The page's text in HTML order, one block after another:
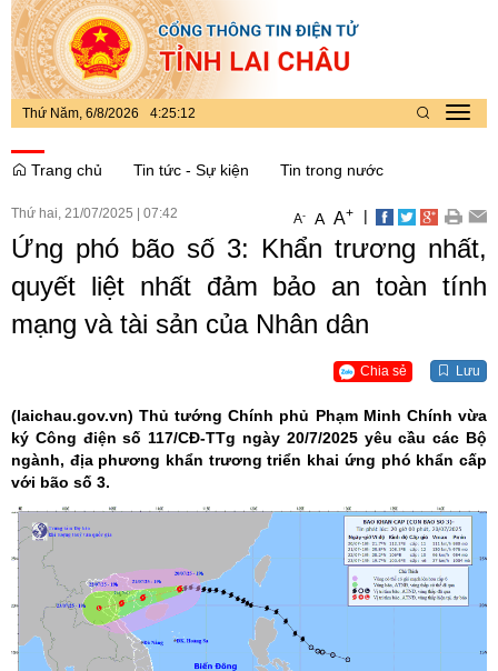
Thứ Năm, 6/8/2026 4:25:12
Trang chủ
Tin tức - Sự kiện Tin trong nước
Thứ hai, 21/07/2025 07:42 A- A A+ |
Ứng phó bão số 3: Khẩn trương nhất,
quyết liệt nhất đảm bảo an toàn tính
mạng và tài sản của Nhân dân
Chia sẻ Lưu
(laichau.gov.vn) Thủ tướng Chính phủ Phạm Minh Chính vừa
ký Công điện số 117/CĐ-TTg ngày 20/7/2025 yêu cầu các Bộ
ngành, địa phương khẩn trương triển khai ứng phó khẩn cấp
với bão số 3.